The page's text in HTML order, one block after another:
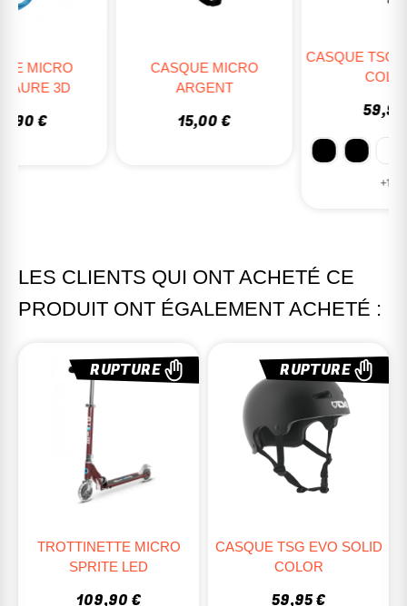
CASQUE MICRO
CASQUE TSG EVO SOLID
LES CLIENTS QUI ONT ACHETÉ CE
PRODUIT ONT ÉGALEMENT ACHETÉ :
RUPTURE
TROTTINETTE MICRO
SPRITE LED
109,90 €
RUPTURE
CASQUE TSG EVO SOLID
COLOR
59,95 €